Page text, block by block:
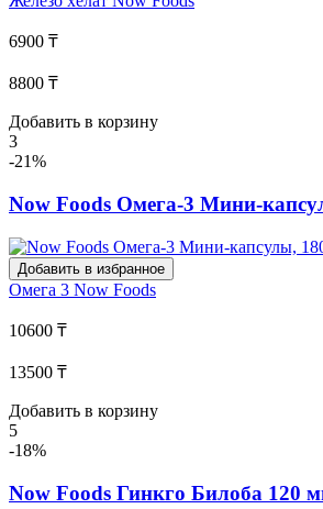
6900 ₸
8800 ₸
Добавить в корзину
3
-21%
Now Foods Омега-3 Мини-
Добавить в избранное
Омега 3 Now Foods
10600 ₸
13500 ₸
Добавить в корзину
5
-18%
Now Foods Гинкго Билоба 120